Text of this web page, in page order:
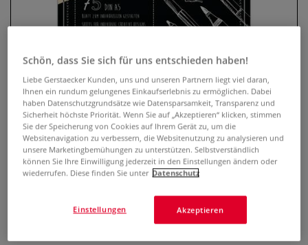
URSUS® Handlettering-Block
0 Bewertungen
Handlettering, Kartengestaltung und Scrapbooking
geeignet. Erhältlich in verschiedenen Formaten.
Schön, dass Sie sich für uns entschieden haben!
Liebe Gerstaecker Kunden, uns und unseren Partnern liegt viel daran,
Ihnen ein rundum gelungenes Einkaufserlebnis zu ermöglichen. Dabei
haben Datenschutzgrundsätze wie Datensparsamkeit, Transparenz und
Sicherheit höchste Priorität. Wenn Sie auf „Akzeptieren“ klicken, stimmen
Sie der Speicherung von Cookies auf Ihrem Gerät zu, um die
Websitenavigation zu verbessern, die Websitenutzung zu analysieren und
unsere Marketingbemühungen zu unterstützen. Selbstverständlich
können Sie Ihre Einwilligung jederzeit in den Einstellungen ändern oder
wiederrufen. Diese finden Sie unter Datenschutz
Akzeptieren
Einstellungen